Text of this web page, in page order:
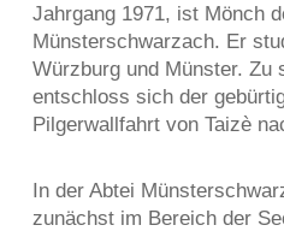
Jahrgang 1971, ist Mönch
Münsterschwarzach. Er
Würzburg und Münster. Zu
entschloss sich der
Pilgerwallfahrt von Taizè
In der Abtei
zunächst im Bereich der